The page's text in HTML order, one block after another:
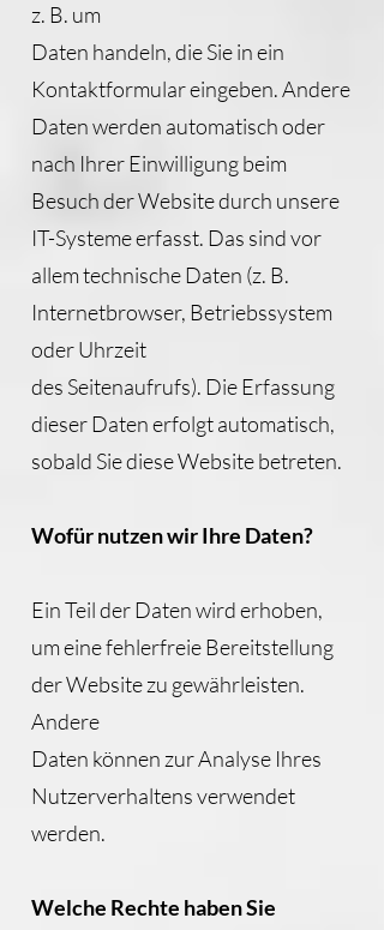
z. B. um
Daten handeln, die Sie in ein
Kontaktformular eingeben. Andere
Daten werden automatisch oder
nach Ihrer Einwilligung beim
Besuch der Website durch unsere
IT-Systeme erfasst. Das sind vor
allem technische Daten (z. B.
Internetbrowser, Betriebssystem
oder Uhrzeit
des Seitenaufrufs). Die Erfassung
dieser Daten erfolgt automatisch,
sobald Sie diese Website betreten.
Wofür nutzen wir Ihre Daten?
Ein Teil der Daten wird erhoben,
um eine fehlerfreie Bereitstellung
der Website zu gewährleisten.
Andere
Daten können zur Analyse Ihres
Nutzerverhaltens verwendet
werden.
Welche Rechte haben Sie